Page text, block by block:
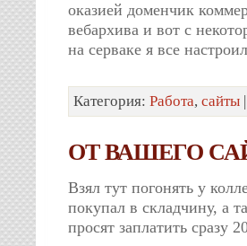
оказией доменчик
вебархива и вот с
на серваке я все
Категория: Работа, сайты
ОТ ВАШЕГО
Взял тут погонять у
покупал в складчину, а
просят заплатить сразу